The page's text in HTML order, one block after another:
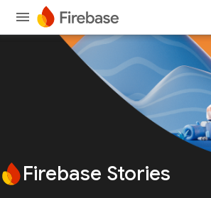
Firebase Stories